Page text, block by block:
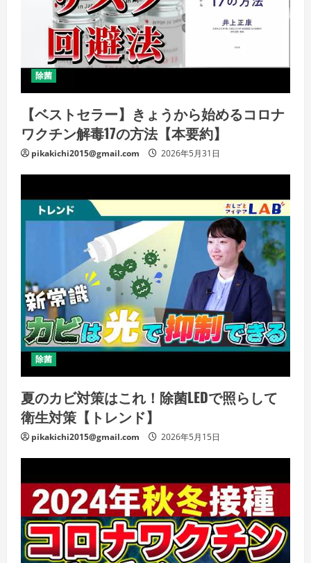
除菌
【ベストセラー】きょうから始めるコロナ
ワクチン解毒17の方法【本要約】
pikakichi2015@gmail.com 2026年5月31日
除菌
夏のカビ対策はこれ！除菌LEDで照らして
衛生対策【トレンド】
pikakichi2015@gmail.com 2026年5月15日